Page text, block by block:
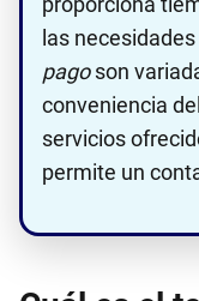
las
pagoson
conveniencia
servicios
permite un